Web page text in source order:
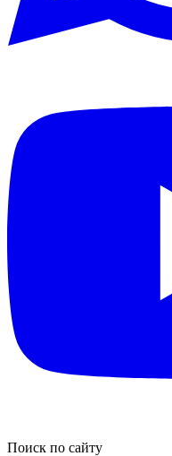
Поиск по сайту